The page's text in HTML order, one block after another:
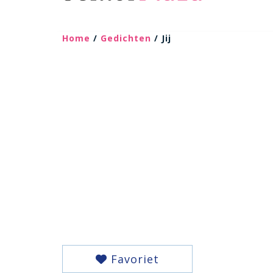
Home / Gedichten / Jij
Favoriet